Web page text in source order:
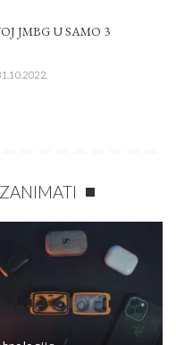
JMBG U SAMO 3